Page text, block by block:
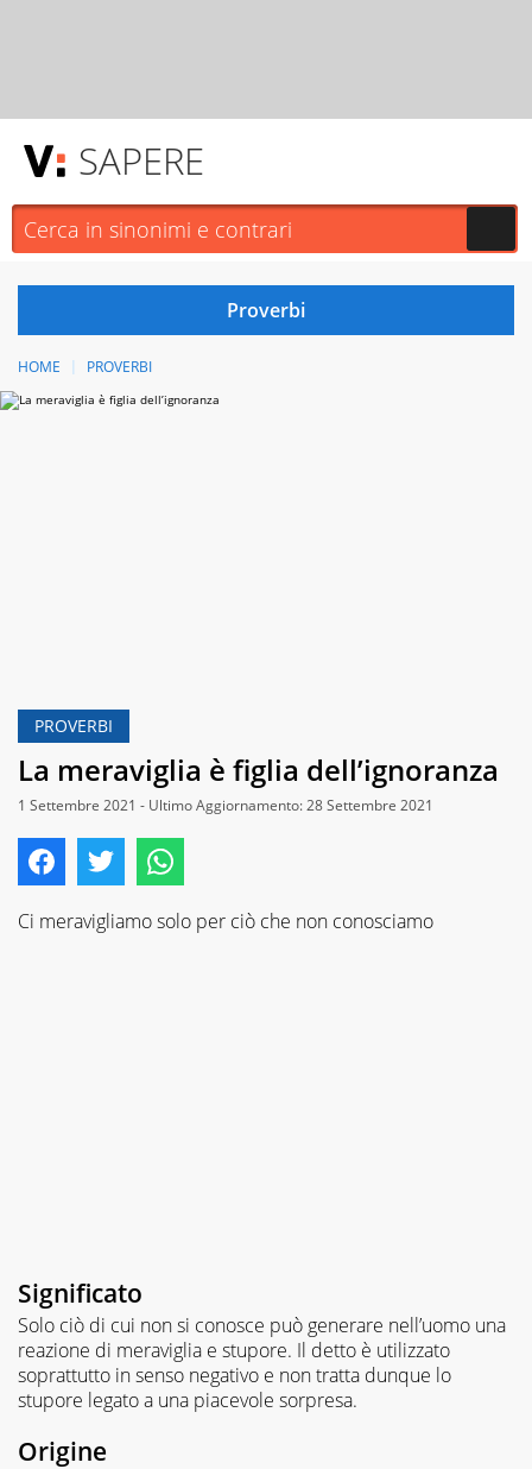
SAPERE
HOME PROVERBI
PROVERBI
La meraviglia è figlia dell’ignoranza
1 Settembre 2021 - Ultimo Aggiornamento: 28 Settembre 2021
Ci meravigliamo solo per ciò che non conosciamo
Significato
Solo ciò di cui non si conosce può generare nell’uomo una
reazione di meraviglia e stupore. Il detto è utilizzato
soprattutto in senso negativo e non tratta dunque lo
stupore legato a una piacevole sorpresa.
Origine